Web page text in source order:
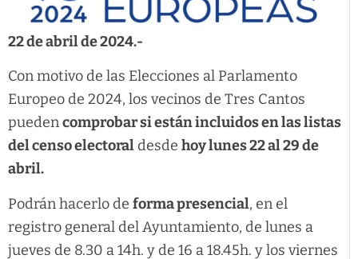
22 de abril de 2024.-
Con motivo de las Elecciones al Parlamento
Europeo de 2024, los vecinos de Tres Cantos
puedencomprobar si están incluidos en las listas
del censo electoral desde hoy lunes 22 al 29 de
abril.
Podrán hacerlo de forma presencial, en el
registro general del Ayuntamiento, de lunes a
jueves de 8.30 a 14h. y de 16 a 18.45h. y los viernes